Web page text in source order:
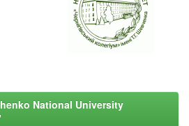
National University